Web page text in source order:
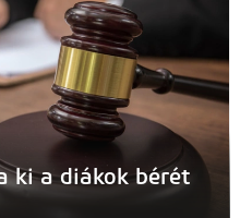
ki a diákok bérét